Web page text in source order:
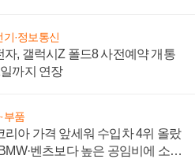
기·정보통신
자, 갤럭시Z 폴드8 사전예약 개통
까지 연장
부품
리아 가격 앞세워 수입차 4위 올랐
벤츠보다 높은 공임비에 소비